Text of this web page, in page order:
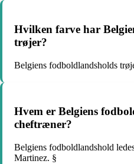
Hvilken farve har
trøjer?
Belgiens fodboldlandsholds
Hvem er Belgiens
cheftræner?
Belgiens fodboldlandshold
Martinez. §